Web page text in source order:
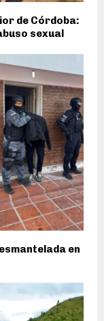
de Córdoba:
sexual
en